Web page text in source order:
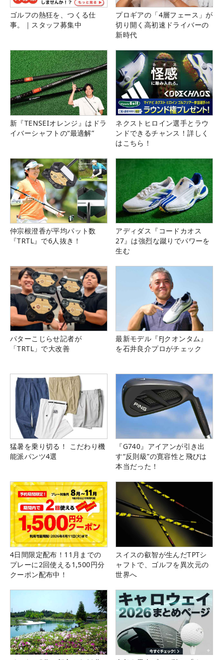
ゴルフの熱狂を、つくる仕
事。｜スタッフ募集中
プロギアの「4層フェース」が
切り開く高初速ドライバーの
新時代
新『TENSEIオレンジ』はドラ
イバーシャフトの“最適解”
ネクストヒロイン選手とラウ
ンドできるチャンス！詳しく
はこちら！
仲宗根澄香が平均パット数
『TRTL』で6人抜き！
アディダス『コードカオス
27』は強烈な蹴りでパワーを
生む
パターこじらせ記者が
「TRTL」で大改善
最新モデル『FJクオンタム』
を石井良介プロがチェック
猛暑を乗り切る！ こだわり機
能派パンツ4選
『G740』アイアンが引き出
す“反則級”の寛容性と飛びは
本当だった！
4日間限定配布！11月までの
プレーに2回使える1,500円分
クーポン配布中！
スイスの叡智が生んだTPTシ
ャフトで、ゴルフを異次元の
世界へ